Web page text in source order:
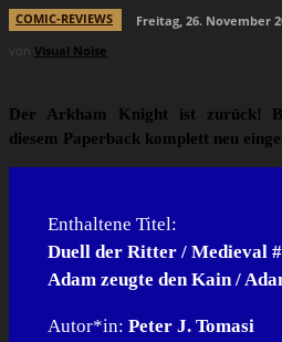
COMIC-REVIEWS
Freitag, 26. November
von Visual Noise
Der Arkham Knight ist zurück!
diesem Paperback komplett neu
Enthaltene Titel:
Duell der Ritter / Medieval
Adam zeugte den Kain /
Autor*in: Peter J. Tomasi